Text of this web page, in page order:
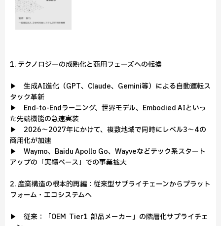
1. テクノロジーの成熟化と商用フェーズへの転換
▶ 生成AI進化（GPT、Claude、Gemini等）による自動運転ス
タック革新
▶ End-to-Endラーニング、世界モデル、Embodied AIといっ
た先端機能の急速実装
▶ 2026～2027年にかけて、複数地域で同時にレベル3～4の
商用化が加速
▶ Waymo、Baidu Apollo Go、Wayveなどテック系スタート
アップの「実績ベース」での事業拡大
2. 産業構造の根本的再編：従来型サプライチェーンからプラット
フォーム・エコシステムへ
▶ 従来：「OEM → Tier1 → 部品メーカー」の階層化サプライチェ